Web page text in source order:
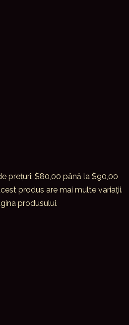
prețuri: $80,00 până la $90,00
produs are mai multe variații.
produsului.